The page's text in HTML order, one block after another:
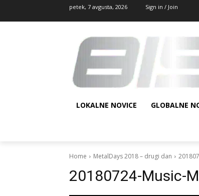
petek, 7 avgusta, 2026 Sign in / Join
LOKALNE NOVICE GLOBALNE
Home MetalDays 2018 – drugi dan
20180724-Music-